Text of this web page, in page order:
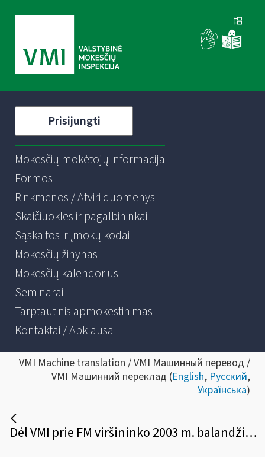
Prisijungti
Mokesčių mokėtojų informacija
Formos
Rinkmenos / Atviri duomenys
Skaičiuoklės ir pagalbininkai
Sąskaitos ir įmokų kodai
Mokesčių žinynas
Mokesčių kalendorius
Seminarai
Tarptautinis apmokestinimas
Kontaktai / Apklausa
VMI Machine translation / VMI Машинный перевод /
VMI Машинний переклад (English, Русский,
Українська)
Dėl VMI prie FM viršininko 2003 m. balandžio 30 d. įsakymo Nr. V-131 pakeitimo (duomenų teikimo pokyčiai žuvininkystės subjektams, siekiantiems gauti žuvininkystės subjekto leidimą įsigyti lengvatinių gazolių)